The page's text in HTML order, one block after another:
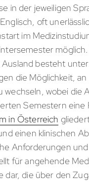
in der jeweiligen
oft
im
besteht
die Möglichkeit,
wechseln, wobei die
Semestern eine
in Österreich
einen klinischen
Anforderungen
für angehende
dar, die über den